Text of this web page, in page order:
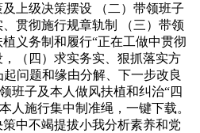
上级决策摆设 （二）带领班子
贯彻施行规章轨制 （三）带领
义务制和履行“正在工做中贯彻
（四）求实务实、狠抓落实方
问题和缘由分解、下一步改良
班子及本人做风扶植和纠治“四
人施行集中制准绳，一键下载。
中不竭提拔小我分析素养和党